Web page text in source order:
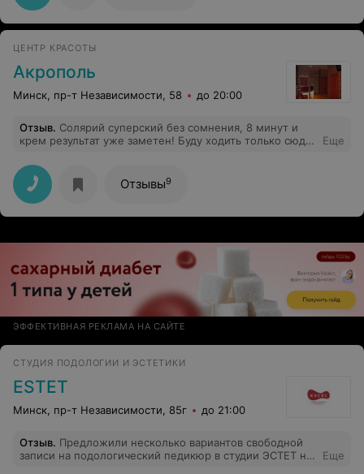
ЦЕНТР КРАСОТЫ
Акрополь
Минск, пр-т Независимости, 58 до 20:00
Отзыв. Солярий суперский без сомнения, 8 минут и
крем результат уже заметен! Буду ходить только сюда
радует. Молодцы!!! В следующий раз приду с друзьями
. Тем более хочется подзагореть к морю)))
Еще
Отзывы9
ЭФФЕКТИВНАЯ РЕКЛАМА НА САЙТЕ
СТУДИЯ ПОДОЛОГИИ И ЭСТЕТИКИ
ESTET
Минск, пр-т Независимости, 85г до 21:00
Отзыв. Предложили несколько вариантов свободной
записи на подологический педикюр в студии ЭСТЕТ на
Еще